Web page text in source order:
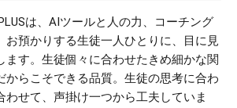
は、AIツールと人の力、コーチング
お預かりする生徒一人ひとりに、目に見
ます。生徒個々に合わせたきめ細かな関
からこそできる品質。生徒の思考に合わ
わせて、声掛け一つから工夫していま